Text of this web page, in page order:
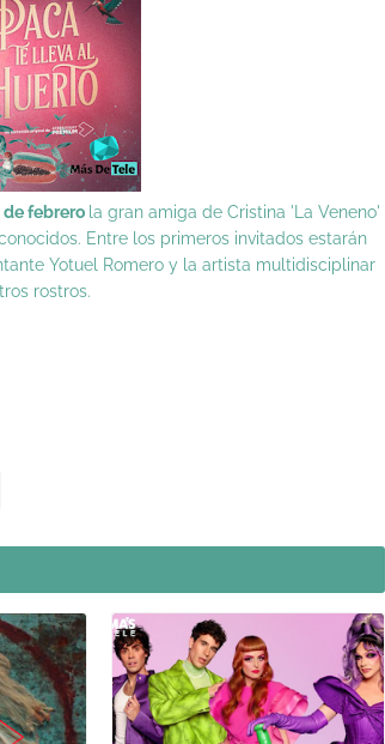
febrero la gran amiga de Cristina 'La Veneno'
Entre los primeros invitados estarán
Yotuel Romero y la artista multidisciplinar
rostros.